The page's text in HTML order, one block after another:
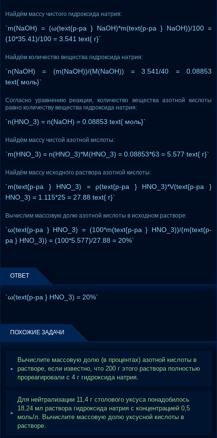
Найдём массу чистого гидроксида натрия:
`m(NaOH) = (ω(text{р-ра } NaOH)*m(text{р-ра } NaOH))/100 =
(10*35.41)/100 = 3.541 text{ г}`
Найдём количество вещества гидроксида натрия:
`n(NaOH) = (m(NaOH))/(M(NaOH)) = 3.541/40 = 0.08853
text{ моль}`
Согласно уравнению реакции, количество вещества азотной кислоты
равно количеству вещества гидроксида натрия:
`n(HNO_3) = n(NaOH) = 0.08853 text{ моль}`
Найдём массу чистой азотной кислоты:
`m(HNO_3) = n(HNO_3)*M(HNO_3) = 0.08853*63 = 5.577 text{ г}`
Найдём массу исходного раствора азотной кислоты:
`m(text{р-ра } HNO_3) = ρ(text{р-ра } HNO_3)*V(text{р-ра }
HNO_3) = 1.115*25 = 27.88 text{ г}`
Вычислим массовую долю азотной кислоты в исходном растворе:
`ω(text{р-ра } HNO_3) = (100*m(text{р-ра } HNO_3))/(m(text{р-
ра } HNO_3)) = (100*5.577)/27.88 = 20%`
ОТВЕТ
`ω(text{р-ра } HNO_3) = 20%`
ПОХОЖИЕ ЗАДАЧИ
Вычислите массовую долю (в процентах) азотной кислоты в
растворе, если известно, что 200 г этого раствора полностью
прореагировали с 4 г гидроксида натрия.
Для нейтрализации 11,4 г столового уксуса понадобилось
18,24 мл раствора гидроксида натрия с концентрацией 0,5
моль/л. Вычислите массовую долю уксусной кислоты в
растворе.